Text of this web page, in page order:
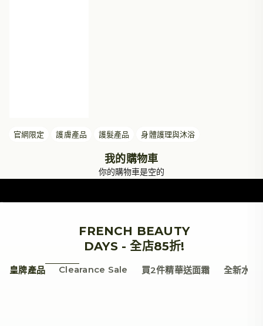
官網限定 護膚產品 護髮產品 身體護理與沐浴
我的購物車
你的購物車是空的
FRENCH BEAUTY
DAYS - 全店85折!
皇牌產品 Clearance Sale 買2件精華送面霜 全新水光